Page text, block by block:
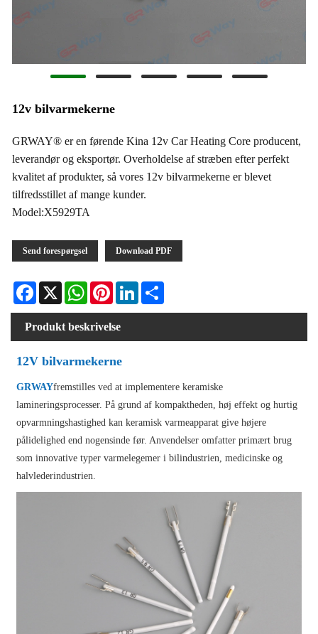
12v bilvarmekerne
GRWAY® er en førende Kina 12v Car Heating Core producent,
leverandør og eksportør. Overholdelse af stræben efter perfekt
kvalitet af produkter, så vores 12v bilvarmekerne er blevet
tilfredsstillet af mange kunder.
Model:X5929TA
Send forespørgsel Download PDF
Facebook
X WhatsAppPinterestLinkedIn
Produkt beskrivelse
12V bilvarmekerne
GRWAYfremstilles ved at implementere keramiske
lamineringsprocesser. På grund af kompaktheden, høj effekt og hurtig
opvarmningshastighed kan keramisk varmeapparat give højere
pålidelighed end nogensinde før. Anvendelser omfatter primært brug
som innovative typer varmelegemer i bilindustrien, medicinske og
halvlederindustrien.